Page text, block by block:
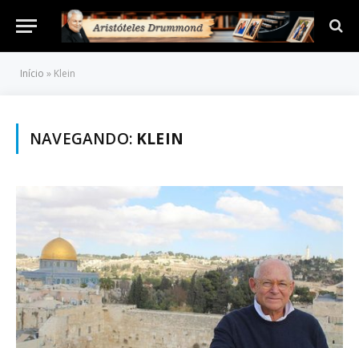
Início » Klein
NAVEGANDO: KLEIN